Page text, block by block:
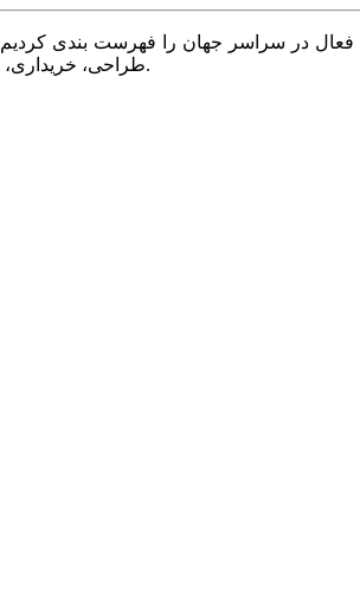
در سراسر جهان را فهرست بندی کردیم.
طراحی، خریداری، فارسی سازی و عرضه می کنیم. با نیوزپاور همیشه وب سایت خود را بروز و پویا نگه دارید.